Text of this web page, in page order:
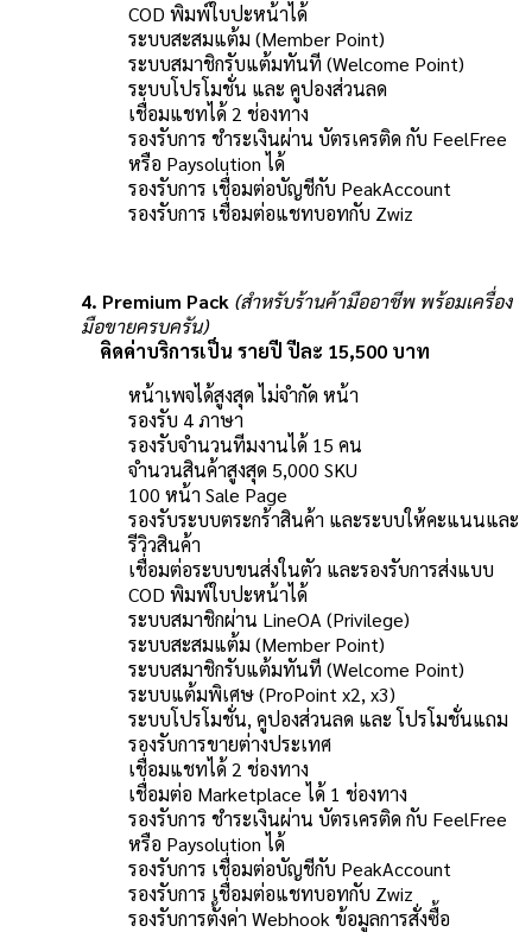
COD พิมพ์ใบปะหน้าได้
ระบบสะสมแต้ม (Member Point)
ระบบสมาชิกรับแต้มทันที (Welcome Point)
ระบบโปรโมชั่น และ คูปองส่วนลด
เชื่อมแชทได้ 2 ช่องทาง
รองรับการ ชำระเงินผ่าน บัตรเครติด กับ FeelFree
หรือ Paysolution ได้
รองรับการ เชื่อมต่อบัญชีกับ PeakAccount
รองรับการ เชื่อมต่อแชทบอทกับ Zwiz
4. Premium Pack (สำหรับร้านค้ามืออาชีพ พร้อมเครื่อง
มือขายครบครัน)
คิดค่าบริการเป็น รายปี ปีละ 15,500 บาท
หน้าเพจได้สูงสุด ไม่จำกัด หน้า
รองรับ 4 ภาษา
รองรับจำนวนทีมงานได้ 15 คน
จำนวนสินค้าสูงสุด 5,000 SKU
100 หน้า Sale Page
รองรับระบบตระกร้าสินค้า และระบบให้คะแนนและ
รีวิวสินค้า
เชื่อมต่อระบบขนส่งในตัว และรองรับการส่งแบบ
COD พิมพ์ใบปะหน้าได้
ระบบสมาชิกผ่าน LineOA (Privilege)
ระบบสะสมแต้ม (Member Point)
ระบบสมาชิกรับแต้มทันที (Welcome Point)
ระบบแต้มพิเศษ (ProPoint x2, x3)
ระบบโปรโมชั่น, คูปองส่วนลด และ โปรโมชั่นแถม
รองรับการขายต่างประเทศ
เชื่อมแชทได้ 2 ช่องทาง
เชื่อมต่อ Marketplace ได้ 1 ช่องทาง
รองรับการ ชำระเงินผ่าน บัตรเครติด กับ FeelFree
หรือ Paysolution ได้
รองรับการ เชื่อมต่อบัญชีกับ PeakAccount
รองรับการ เชื่อมต่อแชทบอทกับ Zwiz
รองรับการตั้งค่า Webhook ข้อมูลการสั่งซื้อ